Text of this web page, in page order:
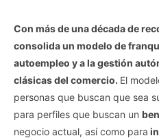
Con más de una década de
consolida un modelo de
autoempleo y a la gestión
clásicas del comercio. El
personas que buscan que sea
para perfiles que buscan un
negocio actual, así como para